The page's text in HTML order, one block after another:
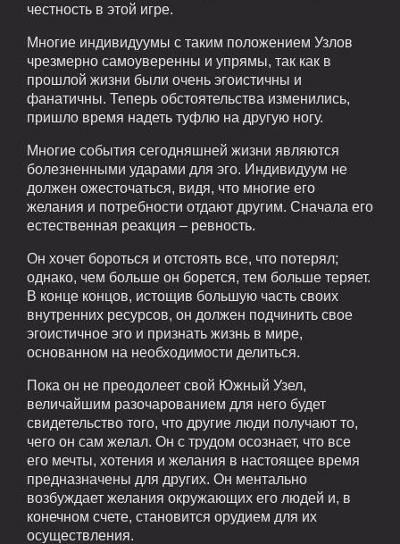
честность в этой игре.
Многие индивидуумы с таким положением Узлов
чрезмерно самоуверенны и упрямы, так как в
прошлой жизни были очень эгоистичны и
фанатичны. Теперь обстоятельства изменились,
пришло время надеть туфлю на другую ногу.
Многие события сегодняшней жизни являются
болезненными ударами для эго. Индивидуум не
должен ожесточаться, видя, что многие его
желания и потребности отдают другим. Сначала его
естественная реакция – ревность.
Он хочет бороться и отстоять все, что потерял;
однако, чем больше он борется, тем больше теряет.
В конце концов, истощив большую часть своих
внутренних ресурсов, он должен подчинить свое
эгоистичное эго и признать жизнь в мире,
основанном на необходимости делиться.
Пока он не преодолеет свой Южный Узел,
величайшим разочарованием для него будет
свидетельство того, что другие люди получают то,
чего он сам желал. Он с трудом осознает, что все
его мечты, хотения и желания в настоящее время
предназначены для других. Он ментально
возбуждает желания окружающих его людей и, в
конечном счете, становится орудием для их
осуществления.